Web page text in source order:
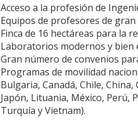
Acceso a la profesión de
Equipos de profesores de
Finca de 16 hectáreas para la
Laboratorios modernos y bien
Gran número de convenios
Programas de movilidad
Bulgaria, Canadá, Chile,
Japón, Lituania, México, Perú,
Turquía y Vietnam).